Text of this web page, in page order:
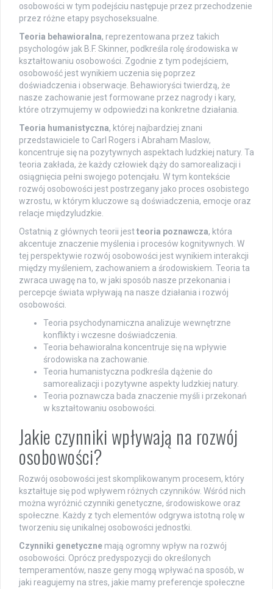
osobowości w tym podejściu następuje przez przechodzenie
przez różne etapy psychoseksualne.
Teoria behawioralna, reprezentowana przez takich
psychologów jak B.F. Skinner, podkreśla rolę środowiska w
kształtowaniu osobowości. Zgodnie z tym podejściem,
osobowość jest wynikiem uczenia się poprzez
doświadczenia i obserwacje. Behawioryści twierdzą, że
nasze zachowanie jest formowane przez nagrody i kary,
które otrzymujemy w odpowiedzi na konkretne działania.
Teoria humanistyczna, której najbardziej znani
przedstawiciele to Carl Rogers i Abraham Maslow,
koncentruje się na pozytywnych aspektach ludzkiej natury. Ta
teoria zakłada, że każdy człowiek dąży do samorealizacji i
osiągnięcia pełni swojego potencjału. W tym kontekście
rozwój osobowości jest postrzegany jako proces osobistego
wzrostu, w którym kluczowe są doświadczenia, emocje oraz
relacje międzyludzkie.
Ostatnią z głównych teorii jestteoria poznawcza, która
akcentuje znaczenie myślenia i procesów kognitywnych. W
tej perspektywie rozwój osobowości jest wynikiem interakcji
między myśleniem, zachowaniem a środowiskiem. Teoria ta
zwraca uwagę na to, w jaki sposób nasze przekonania i
percepcje świata wpływają na nasze działania i rozwój
osobowości.
Teoria psychodynamiczna analizuje wewnętrzne
konflikty i wczesne doświadczenia.
Teoria behawioralna koncentruje się na wpływie
środowiska na zachowanie.
Teoria humanistyczna podkreśla dążenie do
samorealizacji i pozytywne aspekty ludzkiej natury.
Teoria poznawcza bada znaczenie myśli i przekonań
w kształtowaniu osobowości.
Jakie czynniki wpływają na rozwój
osobowości?
Rozwój osobowości jest skomplikowanym procesem, który
kształtuje się pod wpływem różnych czynników. Wśród nich
można wyróżnić czynniki genetyczne, środowiskowe oraz
społeczne. Każdy z tych elementów odgrywa istotną rolę w
tworzeniu się unikalnej osobowości jednostki.
Czynniki genetyczne mają ogromny wpływ na rozwój
osobowości. Oprócz predyspozycji do określonych
temperamentów, nasze geny mogą wpływać na sposób, w
jaki reagujemy na stres, jakie mamy preferencje społeczne